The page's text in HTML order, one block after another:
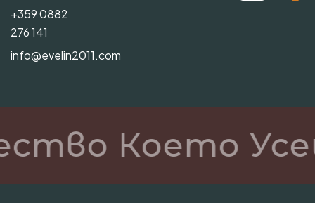
+359 0882
276 141
info@evelin2011.com
Което